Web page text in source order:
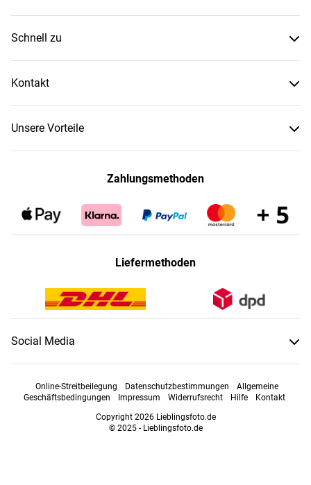
Schnell zu
Kontakt
Unsere Vorteile
Zahlungsmethoden
Liefermethoden
Social Media
Online-Streitbeilegung Datenschutzbestimmungen
Allgemeine
Geschäftsbedingungen
Impressum Widerrufsrecht Hilfe
Kontakt
Copyright 2026 Lieblingsfoto.de
© 2025 - Lieblingsfoto.de